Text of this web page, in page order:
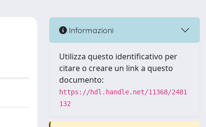
Informazioni
Utilizza questo identificativo per
citare o creare un link a questo
documento:
https://hdl.handle.net/11368/2481
132